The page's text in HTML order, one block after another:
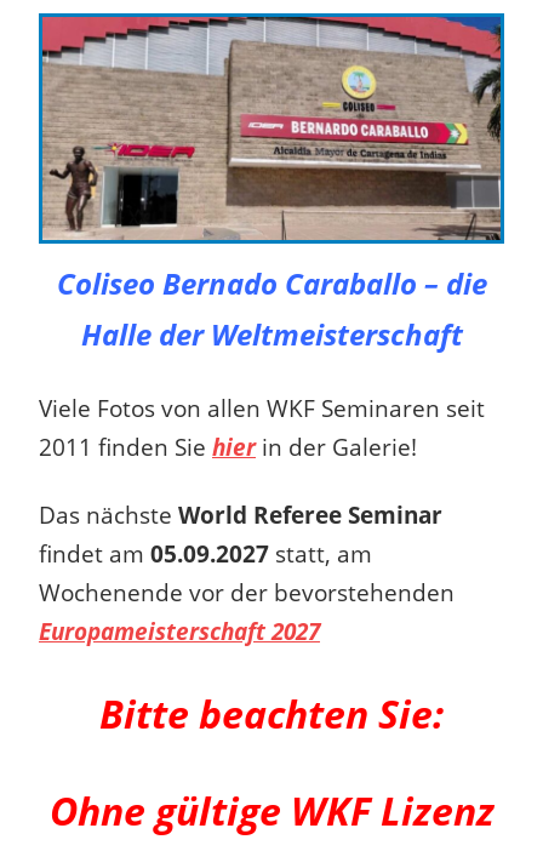
Coliseo Bernado Caraballo – die
Halle der Weltmeisterschaft
Viele Fotos von allen WKF Seminaren seit
2011 finden Sie hier in der Galerie!
Das nächste World Referee Seminar
findet am 05.09.2027 statt, am
Wochenende vor der bevorstehenden
Europameisterschaft 2027
Bitte beachten Sie:
Ohne gültige WKF Lizenz